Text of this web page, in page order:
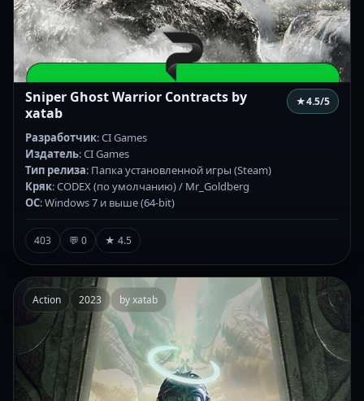
Sniper Ghost Warrior Contracts by
xatab
★4.5/5
Разработчик: CI Games
Издатель: CI Games
Тип релиза: Папка установленной игры (Steam)
Кряк: CODEX (по умолчанию) / Mr_Goldberg
ОС: Windows 7 и выше (64-bit)
403 💬 0 ★ 4.5
Action 2023 by xatab